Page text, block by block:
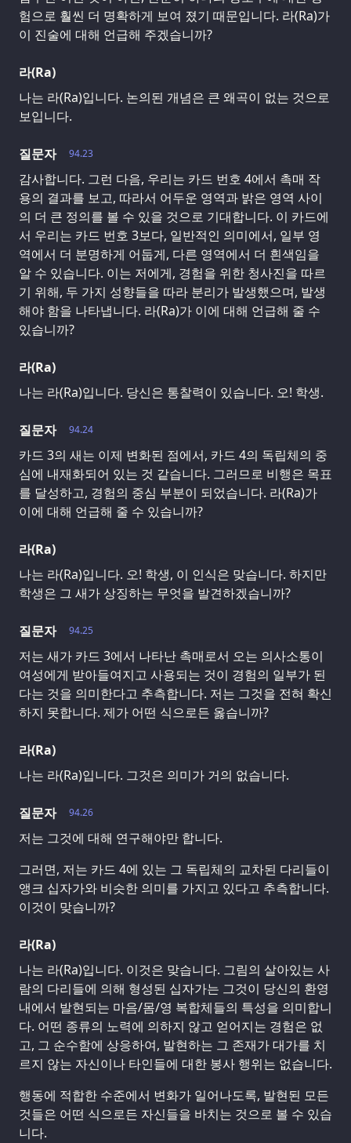
험으로 훨씬 더 명확하게 보여 졌기 때문입니다. 라(Ra)가
이 진술에 대해 언급해 주겠습니까?
라(Ra)
나는 라(Ra)입니다. 논의된 개념은 큰 왜곡이 없는 것으로
보입니다.
94.23
질문자
감사합니다. 그런 다음, 우리는 카드 번호 4에서 촉매 작
용의 결과를 보고, 따라서 어두운 영역과 밝은 영역 사이
의 더 큰 정의를 볼 수 있을 것으로 기대합니다. 이 카드에
서 우리는 카드 번호 3보다, 일반적인 의미에서, 일부 영
역에서 더 분명하게 어둡게, 다른 영역에서 더 흰색임을
알 수 있습니다. 이는 저에게, 경험을 위한 청사진을 따르
기 위해, 두 가지 성향들을 따라 분리가 발생했으며, 발생
해야 함을 나타냅니다. 라(Ra)가 이에 대해 언급해 줄 수
있습니까?
라(Ra)
나는 라(Ra)입니다. 당신은 통찰력이 있습니다. 오! 학생.
94.24
질문자
카드 3의 새는 이제 변화된 점에서, 카드 4의 독립체의 중
심에 내재화되어 있는 것 같습니다. 그러므로 비행은 목표
를 달성하고, 경험의 중심 부분이 되었습니다. 라(Ra)가
이에 대해 언급해 줄 수 있습니까?
라(Ra)
나는 라(Ra)입니다. 오! 학생, 이 인식은 맞습니다. 하지만
학생은 그 새가 상징하는 무엇을 발견하겠습니까?
94.25
질문자
저는 새가 카드 3에서 나타난 촉매로서 오는 의사소통이
여성에게 받아들여지고 사용되는 것이 경험의 일부가 된
다는 것을 의미한다고 추측합니다. 저는 그것을 전혀 확신
하지 못합니다. 제가 어떤 식으로든 옳습니까?
라(Ra)
나는 라(Ra)입니다. 그것은 의미가 거의 없습니다.
94.26
질문자
저는 그것에 대해 연구해야만 합니다.
그러면, 저는 카드 4에 있는 그 독립체의 교차된 다리들이
앵크 십자가와 비슷한 의미를 가지고 있다고 추측합니다.
이것이 맞습니까?
라(Ra)
나는 라(Ra)입니다. 이것은 맞습니다. 그림의 살아있는 사
람의 다리들에 의해 형성된 십자가는 그것이 당신의 환영
내에서 발현되는 마음/몸/영 복합체들의 특성을 의미합니
다. 어떤 종류의 노력에 의하지 않고 얻어지는 경험은 없
고, 그 순수함에 상응하여, 발현하는 그 존재가 대가를 치
르지 않는 자신이나 타인들에 대한 봉사 행위는 없습니다.
행동에 적합한 수준에서 변화가 일어나도록, 발현된 모든
것들은 어떤 식으로든 자신들을 바치는 것으로 볼 수 있습
니다.